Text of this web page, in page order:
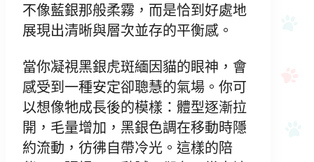
不像藍銀那般柔霧，而是恰到好處地
展現出清晰與層次並存的平衡感。
當你凝視黑銀虎斑緬因貓的眼神，會
感受到一種安定卻聰慧的氣場。你可
以想像牠成長後的模樣：體型逐漸拉
開，毛量增加，黑銀色調在移動時隱
約流動，彷彿自帶冷光。這樣的陪